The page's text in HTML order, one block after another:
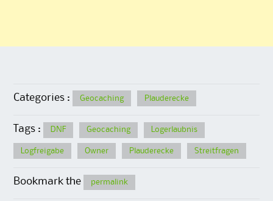
Categories : Geocaching Plauderecke
Tags : DNF Geocaching Logerlaubnis
Logfreigabe Owner Plauderecke Streitfragen
Bookmark the permalink